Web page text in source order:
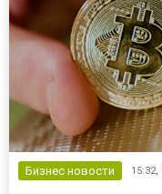
Бизнес новости 15:32,